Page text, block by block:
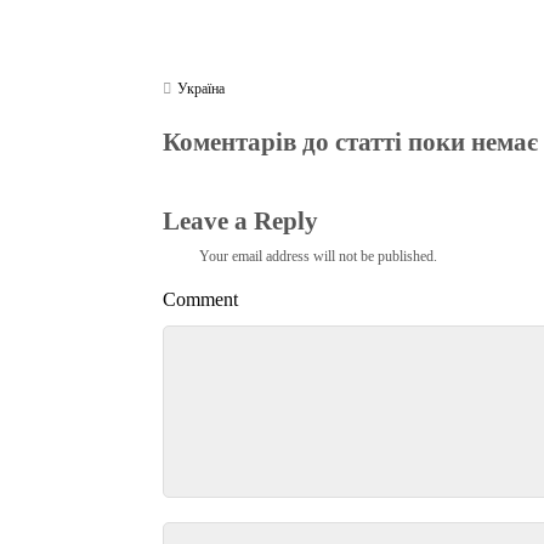
Україна
Коментарів до статті поки немає
Leave a Reply
Your email address will not be published.
Comment